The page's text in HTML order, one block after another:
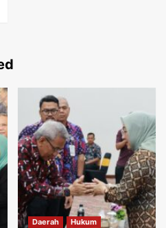
Daerah Hukum